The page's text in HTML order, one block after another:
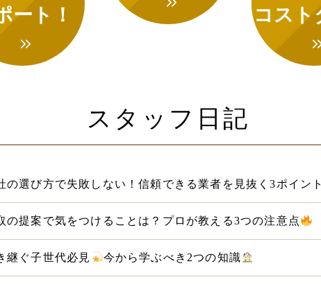
ート！ コスト
スタッフ日記
の選び方で失敗しない！信頼できる業者を見抜く3ポイント
の提案で気をつけることは？プロが教える3つの注意点
継ぐ子世代必見 今から学ぶべき2つの知識